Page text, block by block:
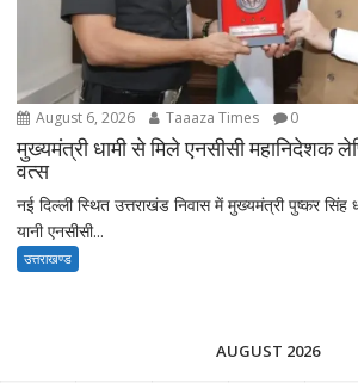
August 6, 2026 Taaaza Times 0
मुख्यमंत्री धामी से मिले एनसीसी महानिदेशक
वत्स
नई दिल्ली स्थित उत्तराखंड निवास में मुख्यमंत्री पुष्कर सिंह
यानी एनसीसी...
उत्तराखण्ड
AUGUST 2026